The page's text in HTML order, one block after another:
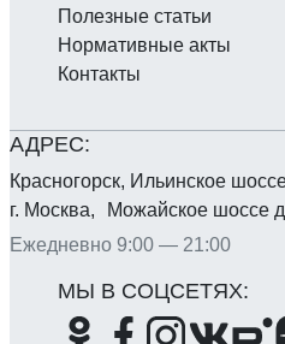
Красногорск, Ильинское
г. Москва, Можайское шоссе
Ежедневно 9:00 — 21:00
Полезные статьи
Нормативные акты
Контакты